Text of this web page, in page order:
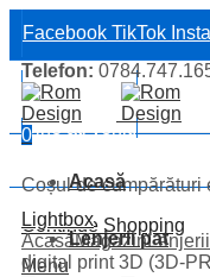
Facebook TikTok
Bine ați venit!
Bine ați venit!
Telefon:
0
Coșul de cumpărături
Continue Shopping
Menu
Acasă
Lenjerii pat
Lightbox
AcasăMagazin
digital print 3D (3D-